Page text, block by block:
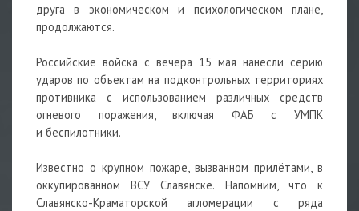
друга в экономическом и психологическом плане,
продолжаются.
Российские войска с вечера 15 мая нанесли серию
ударов по объектам на подконтрольных территориях
противника с использованием различных средств
огневого поражения, включая ФАБ с УМПК
и беспилотники.
Известно о крупном пожаре, вызванном прилётами, в
оккупированном ВСУ Славянске. Напомним, что к
Славянско-Краматорской агломерации с ряда